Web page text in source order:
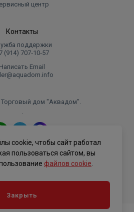
центр
Контакты
поддержки
(914) 707‑10‑57
Написать Email
дом "Аквадом".
.
конфиденциальности
cookie, чтобы сайт работал
пользоваться сайтом, вы
файлов cookie
Закрыть